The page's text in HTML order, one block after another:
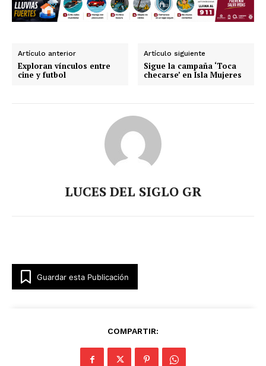
Artículo anterior
Exploran vínculos entre
cine y futbol
Artículo siguiente
Sigue la campaña ‘Toca
checarse’ en Isla Mujeres
LUCES DEL SIGLO GR
Guardar esta Publicación
COMPARTIR: